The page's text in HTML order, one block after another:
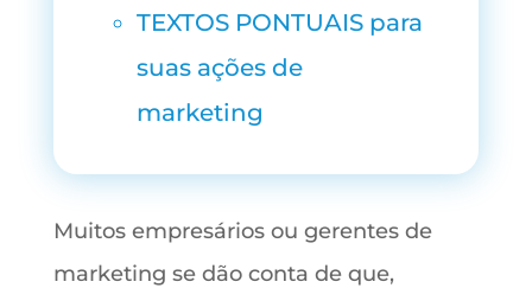
TEXTOS PONTUAIS para
suas ações de
marketing
Muitos empresários ou gerentes de
marketing se dão conta de que,